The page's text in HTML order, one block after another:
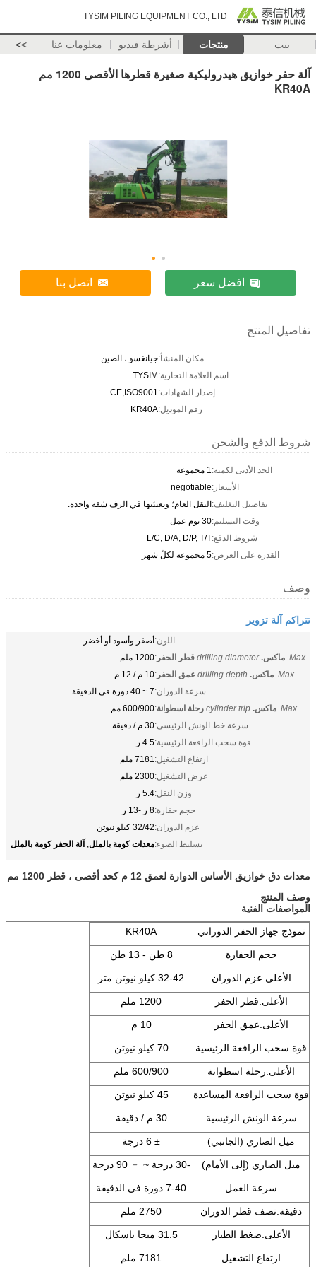
TYSIM PILING EQUIPMENT CO., LTD
بيت منتجات أشرطة فيديو معلومات عنا >>
آلة حفر خوازيق هيدروليكية صغيرة قطرها الأقصى 1200 مم
KR40A
افضل سعر اتصل بنا
تفاصيل المنتج
مكان المنشأ:جيانغسو ، الصين
اسم العلامة التجارية:TYSIM
إصدار الشهادات:CE,ISO9001
رقم الموديل:KR40A
شروط الدفع والشحن
الحد الأدنى لكمية:1 مجموعة
الأسعار:negotiable
تفاصيل التغليف:النقل العام؛ وتعبئتها في الرف شقة واحدة.
وقت التسليم:30 يوم عمل
شروط الدفع:L/C, D/A, D/P, T/T
القدرة على العرض:5 مجموعة لكلّ شهر
وصف
تتراكم آلة تزوير
اللون:أصفر وأسود أو أخضر
Max. ماكس. drilling diameter قطر الحفر :1200 ملم
Max. ماكس. drilling depth عمق الحفر :10 م / 12 م
سرعة الدوران:7 ~ 40 دورة في الدقيقة
Max. ماكس. cylinder trip رحلة اسطوانة:600/900 مم
سرعة خط الونش الرئيسي:30 م / دقيقة
قوة سحب الرافعة الرئيسية:4.5 ر
ارتفاع التشغيل:7181 ملم
عرض التشغيل:2300 ملم
وزن النقل:5.4 ر
حجم حفارة:8 ر -13 ر
عزم الدوران:32/42 كيلو نيوتن
تسليط الضوء:معدات كومة بالملل, آلة الحفر كومة بالملل
معدات دق خوازيق الأساس الدوارة لعمق 12 م كحد أقصى ، قطر 1200 مم
وصف المنتج
المواصفات الفنية
نموذج جهاز الحفر الدوراني
KR40A
حجم الحفارة 8 طن - 13 طن
الأعلى.عزم الدوران 32-42 كيلو نيوتن متر
الأعلى.قطر الحفر 1200 ملم
الأعلى.عمق الحفر 10 م
قوة سحب الرافعة الرئيسية 70 كيلو نيوتن
الأعلى.رحلة اسطوانة 600/900 ملم
قوة سحب الرافعة المساعدة 45 كيلو نيوتن
سرعة الونش الرئيسية 30 م / دقيقة
ميل الصاري (الجانبي) ± 6 درجة
ميل الصاري (إلى الأمام) -30 درجة ~ ﹢ 90 درجة
سرعة العمل 7-40 دورة في الدقيقة
دقيقة.نصف قطر الدوران 2750 ملم
الأعلى.ضغط الطيار 31.5 ميجا باسكال
ارتفاع التشغيل 7181 ملم